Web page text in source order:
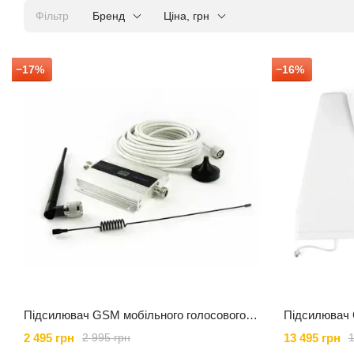
Фільтр Бренд Ціна, грн
−17%
Підсилювач GSM мобільного голосового зв'язку HighLine VoiceStart (900 МГц)
2 995 грн
2 495 грн
−16%
13 495 грн